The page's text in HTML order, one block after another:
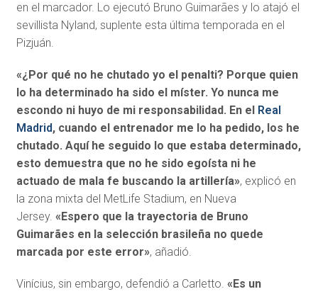
en el marcador. Lo ejecutó Bruno Guimarães y lo atajó el
sevillista Nyland, suplente esta última temporada en el
Pizjuán.
«¿Por qué no he chutado yo el penalti? Porque quien
lo ha determinado ha sido el míster. Yo nunca me
escondo ni huyo de mi responsabilidad. En el
Real
Madrid, cuando el entrenador me lo ha pedido, los he
chutado. Aquí he seguido lo que estaba determinado,
esto demuestra que no he sido egoísta ni he
actuado de mala fe buscando la artillería», explicó en
la zona mixta del MetLife Stadium, en Nueva
Jersey. «Espero que la trayectoria de Bruno
Guimarães en la selección brasileña no quede
marcada por este error», añadió.
Vinícius, sin embargo, defendió a Carletto. «Es un